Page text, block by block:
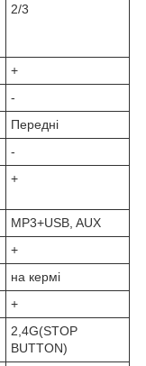
2/3
+
-
Передні
-
+
MP3+USB, AUX
+
на кермі
+
2,4G(STOP
BUTTON)